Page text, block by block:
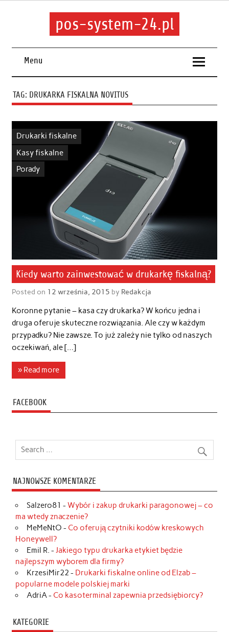
pos-system-24.pl
Menu
TAG: DRUKARKA FISKALNA NOVITUS
Drukarki fiskalne
Kasy fiskalne
Porady
Kiedy warto zainwestować w drukarkę fiskalną?
Posted on 12 września, 2015 by Redakcja
Koronne pytanie – kasa czy drukarka? W końcu jedna i
druga oferuje skuteczne rozwiązania. Ale czy w każdym
przypadku? Nie zawsze. To już zależy nie tylko od naszych
oczekiwań, ale […]
» Read more
FACEBOOK
NAJNOWSZE KOMENTARZE
Salzero81 - Wybór i zakup drukarki paragonowej – co
ma wtedy znaczenie?
MeMeNtO - Co oferują czytniki kodów kreskowych
Honeywell?
Emil R. - Jakiego typu drukarka etykiet będzie
najlepszym wyborem dla firmy?
KrzesiMir22 - Drukarki fiskalne online od Elzab –
popularne modele polskiej marki
AdriA- Co kasoterminal zapewnia przedsiębiorcy?
KATEGORIE